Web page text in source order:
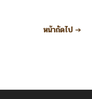
หน้าถัดไป→